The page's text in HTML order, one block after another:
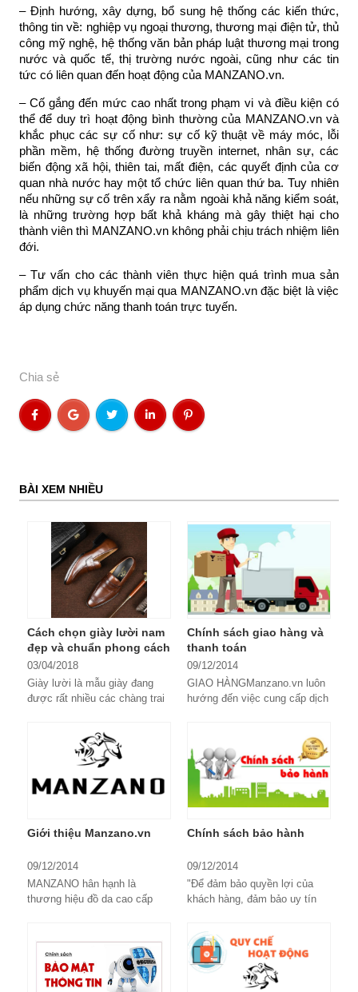
– Định hướng, xây dựng, bổ sung hệ thống các kiến thức,
thông tin về: nghiệp vụ ngoại thương, thương mại điện tử, thủ
công mỹ nghệ, hệ thống văn bản pháp luật thương mại trong
nước và quốc tế, thị trường nước ngoài, cũng như các tin
tức có liên quan đến hoạt động của MANZANO.vn.
– Cố gắng đến mức cao nhất trong phạm vi và điều kiện có
thể để duy trì hoạt động bình thường của MANZANO.vn và
khắc phục các sự cố như: sự cố kỹ thuật về máy móc, lỗi
phần mềm, hệ thống đường truyền internet, nhân sự, các
biến động xã hội, thiên tai, mất điện, các quyết định của cơ
quan nhà nước hay một tổ chức liên quan thứ ba. Tuy nhiên
nếu những sự cố trên xẩy ra nằm ngoài khả năng kiểm soát,
là những trường hợp bất khả kháng mà gây thiệt hại cho
thành viên thì MANZANO.vn không phải chịu trách nhiệm liên
đới.
– Tư vấn cho các thành viên thực hiện quá trình mua sản
phẩm dịch vụ khuyến mại qua MANZANO.vn đặc biệt là việc
áp dụng chức năng thanh toán trực tuyến.
Chia sẻ
BÀI XEM NHIỀU
Cách chọn giày lười nam
đẹp và chuẩn phong cách
03/04/2018
Giày lười là mẫu giày đang
được rất nhiều các chàng trai
buộc truyền thống,...
Chính sách giao hàng và
thanh toán
09/12/2014
GIAO HÀNGManzano.vn luôn
hướng đến việc cung cấp dịch
hàng. Chúng tôi hỗ trợ giao...
Giới thiệu Manzano.vn
09/12/2014
MANZANO hân hạnh là
thương hiệu đồ da cao cấp
của thị trường và người tiêu
dùng. Chúng tôi sẽ cố gắng
phát triển và hoàn thiện hơn
Chính sách bảo hành
09/12/2014
"Để đảm bảo quyền lợi của
khách hàng, đảm bảo uy tín
sản phẩm",...